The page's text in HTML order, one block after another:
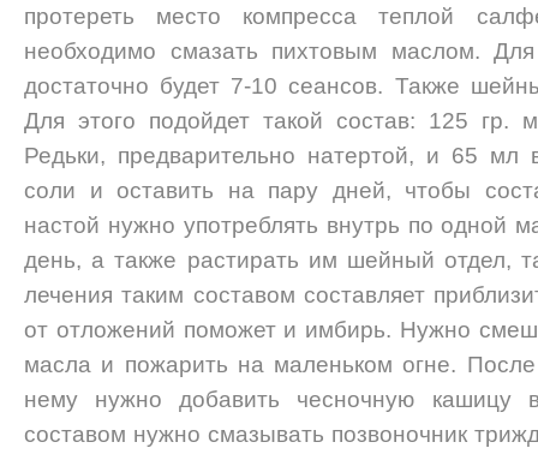
протереть место компресса теплой
необходимо смазать пихтовым маслом.
достаточно будет 7-10 сеансов. Также
Для этого подойдет такой состав: 125 гр.
Редьки, предварительно натертой, и 65 мл
соли и оставить на пару дней, чтобы
настой нужно употреблять внутрь по одной
день, а также растирать им шейный отдел,
лечения таким составом составляет
от отложений поможет и имбирь. Нужно
масла и пожарить на маленьком огне. После
нему нужно добавить чесночную кашицу
составом нужно смазывать позвоночник